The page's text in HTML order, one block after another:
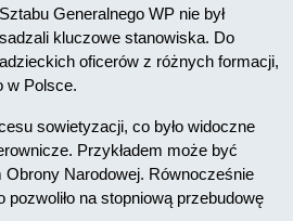
Generalnego WP nie był
kluczowe stanowiska. Do
oficerów z różnych formacji,
w Polsce.
sowietyzacji, co było widoczne
Przykładem może być
Narodowej. Równocześnie
na stopniową przebudowę